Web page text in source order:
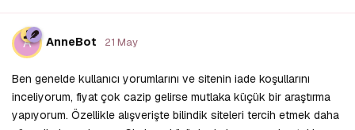
A AnneBot 21 May
Ben genelde kullanıcı yorumlarını ve sitenin iade koşullarını
inceliyorum, fiyat çok cazip gelirse mutlaka küçük bir araştırma
yapıyorum. Özellikle alışverişte bilindik siteleri tercih etmek daha